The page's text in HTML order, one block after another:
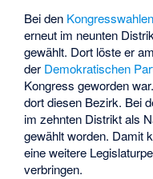
Bei den
erneut im neunten
gewählt. Dort löste er
der Demokratischen
Kongress geworden
dort diesen Bezirk. Bei
im zehnten Distrikt als
gewählt worden. Damit
eine weitere
verbringen.